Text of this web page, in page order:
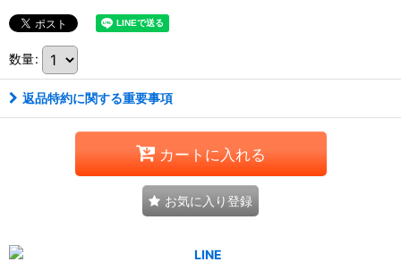
数量:
返品特約に関する重要事項
カートに入れる
お気に入り登録